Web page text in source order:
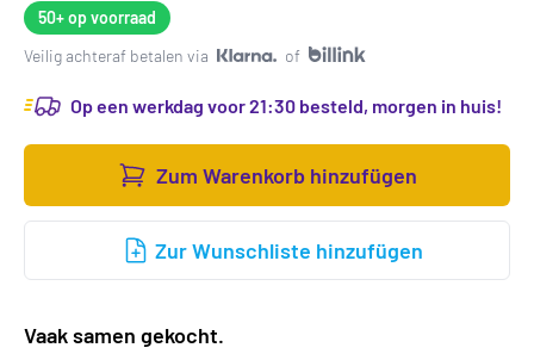
50+op voorraad
Veilig achteraf betalen via
of
Op een werkdag voor 21:30 besteld, morgen in huis!
Zum Warenkorb hinzufügen
Zur Wunschliste hinzufügen
Vaak samen gekocht.